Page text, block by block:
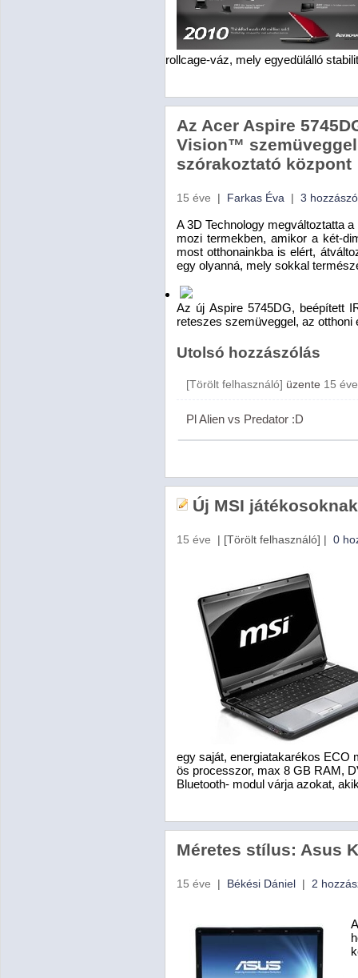
rollcage-váz, mely egyedülálló
Az Acer Aspire
Vision™ szemüveggel
szórakoztató központ
15 éve | Farkas Éva | 3
A 3D Technology megváltoztatta
mozi termekben, amikor a két-
most otthonainkba is elért,
egy olyanná, mely sokkal
Az új Aspire 5745DG, beépített
reteszes szemüveggel, az
Utolsó hozzászólás
[Törölt felhasználó] üzente 15 éve
Pl Alien vs Predator :D
Új MSI játékosoknak
15 éve | [Törölt felhasználó] | 0
egy saját, energiatakarékos ECO
ös processzor, max 8 GB RAM,
Bluetooth- modul várja azokat,
Méretes stílus: Asus
15 éve | Békési Dániel | 2